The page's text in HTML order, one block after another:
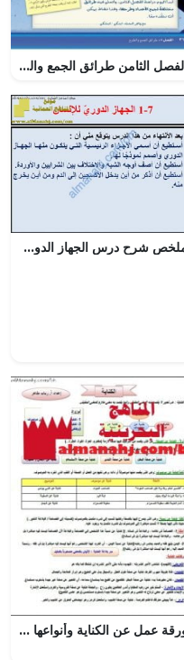
الفصل الثامن طرائق الجمع والطرح – المنهاج السعودي
ملخص شرح درس الجهاز الدوري في الإنسان مع حل الأنشطة (علوم) الثامن
ورقة عمل عن الكناية وأنواعها (عرب 202) (لغة عربية) الثاني الثانوي